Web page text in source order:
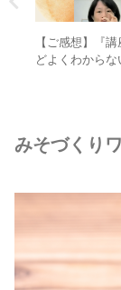
【ご感想】『
どよくわからな
みそづくり